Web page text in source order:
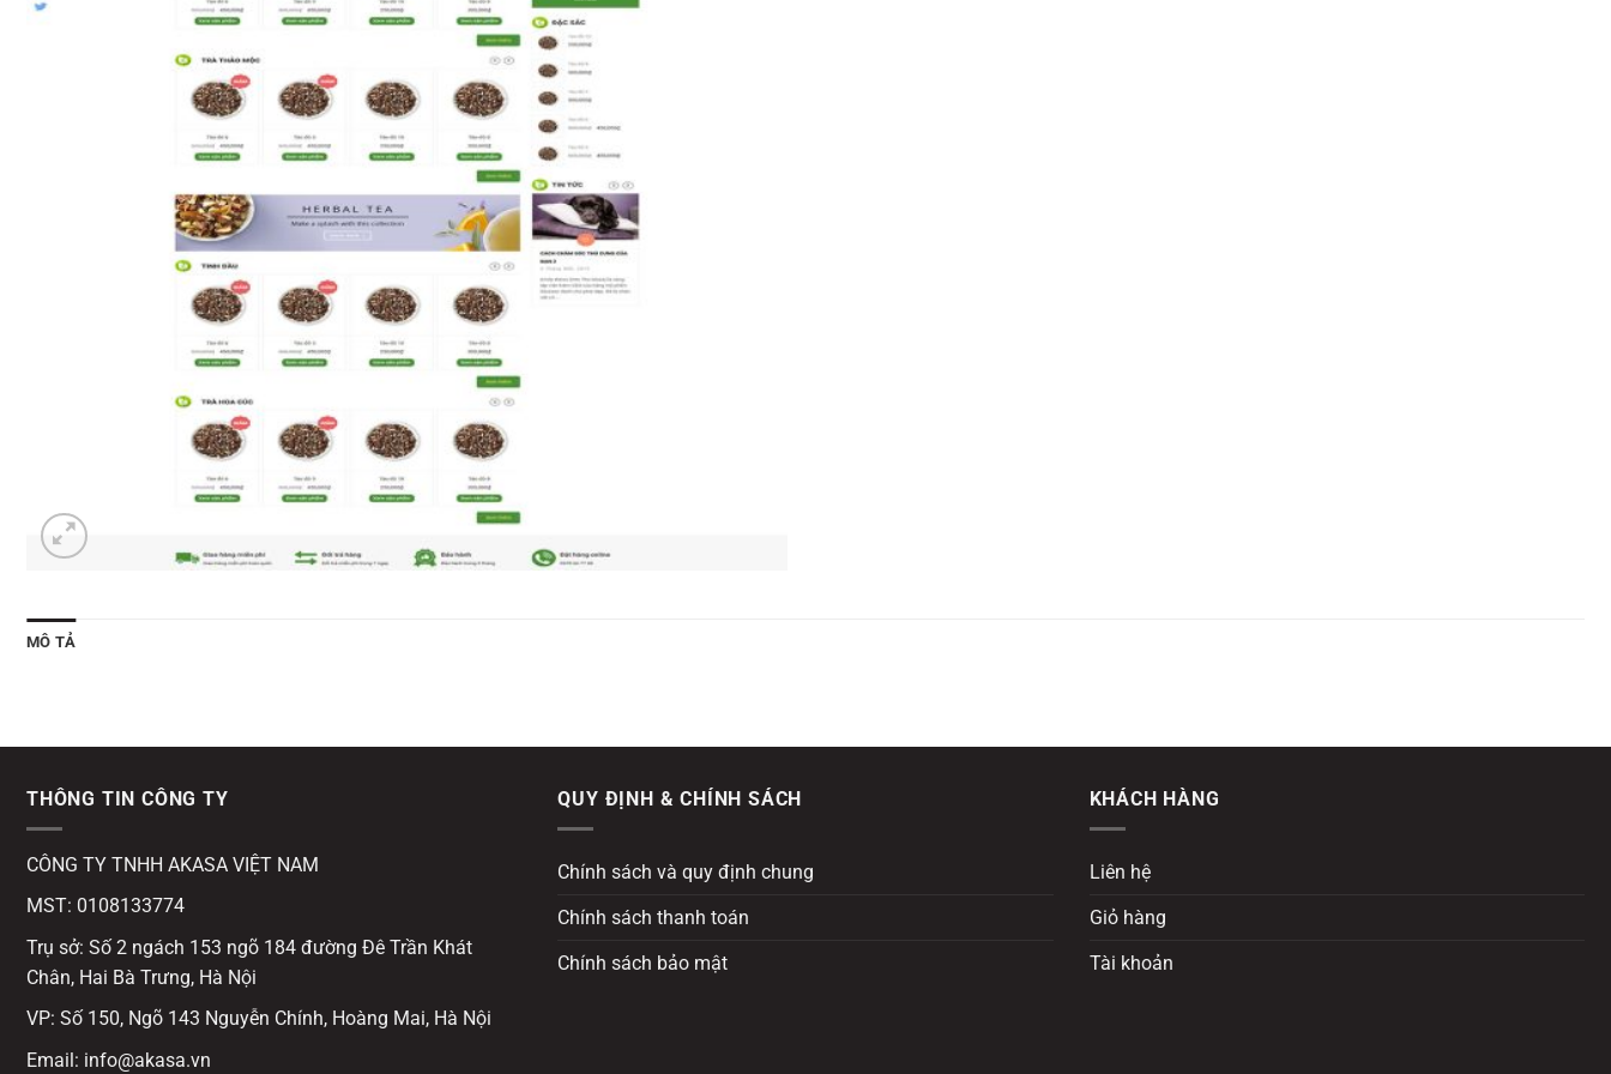
MÔ TẢ
THÔNG TIN CÔNG TY
CÔNG TY TNHH AKASA VIỆT NAM
MST: 0108133774
Trụ sở: Số 2 ngách 153 ngõ 184 đường Đê Trần Khát
Chân, Hai Bà Trưng, Hà Nội
VP: Số 150, Ngõ 143 Nguyễn Chính, Hoàng Mai, Hà Nội
Email: info@akasa.vn
QUY ĐỊNH & CHÍNH SÁCH
Chính sách và quy định chung
Chính sách thanh toán
Chính sách bảo mật
KHÁCH HÀNG
Liên hệ
Giỏ hàng
Tài khoản